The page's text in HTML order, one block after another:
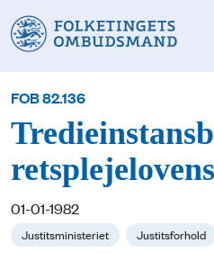
FOB 82.136
01-01-1982
Justitsministeriet Justitsforhold